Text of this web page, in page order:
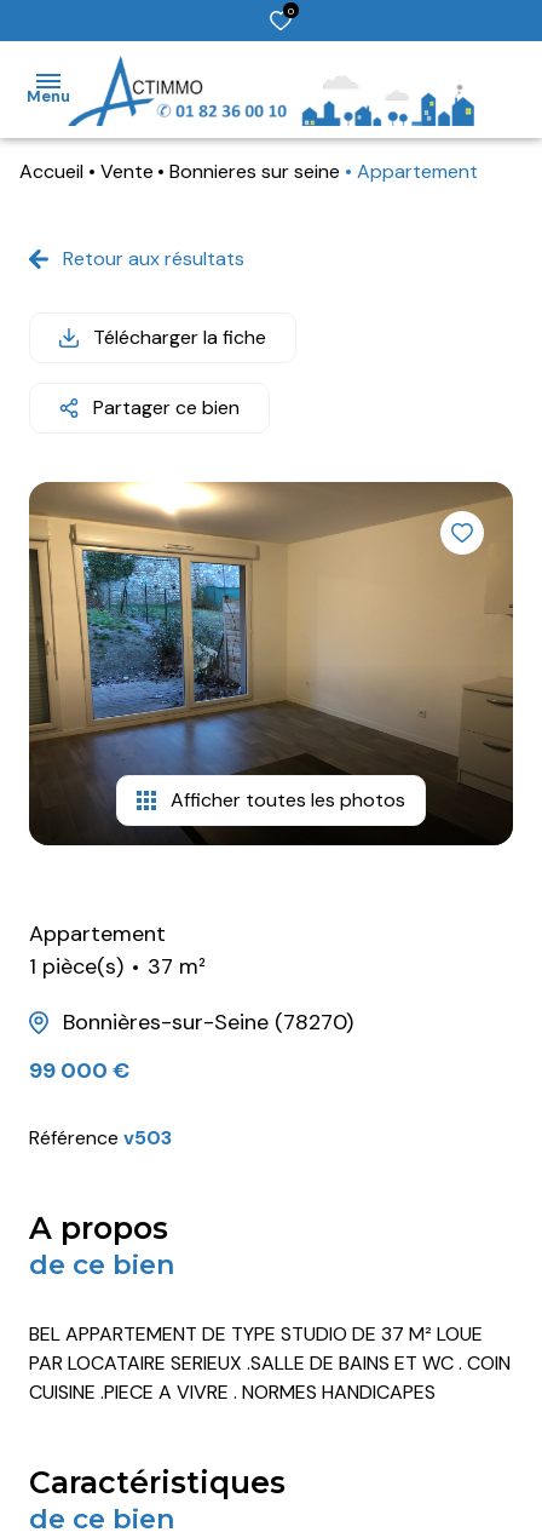
0
Menu
ventes
gestion
estimation
Accueil Vente Bonnieres sur seine Appartement
Retour aux résultats
Télécharger la fiche
Partager ce bien
Afficher toutes les photos
Appartement
1 pièce(s)
37 m²
Bonnières-sur-Seine (78270)
99 000 €
Référence v503
a propos
de ce bien
BEL APPARTEMENT DE TYPE STUDIO DE 37 M² LOUE
PAR LOCATAIRE SERIEUX .SALLE DE BAINS ET WC . COIN
CUISINE .PIECE A VIVRE . NORMES HANDICAPES
caractéristiques
de ce bien